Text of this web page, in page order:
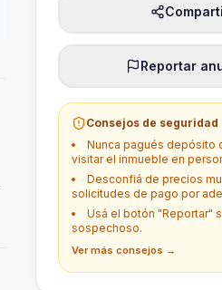
Reportar
Consejos de seguridad
Nunca pagués depósito
visitar el inmueble en
Desconfiá de precios
solicitudes de pago por
Usá el botón "Reportar"
sospechoso.
Ver más consejos →